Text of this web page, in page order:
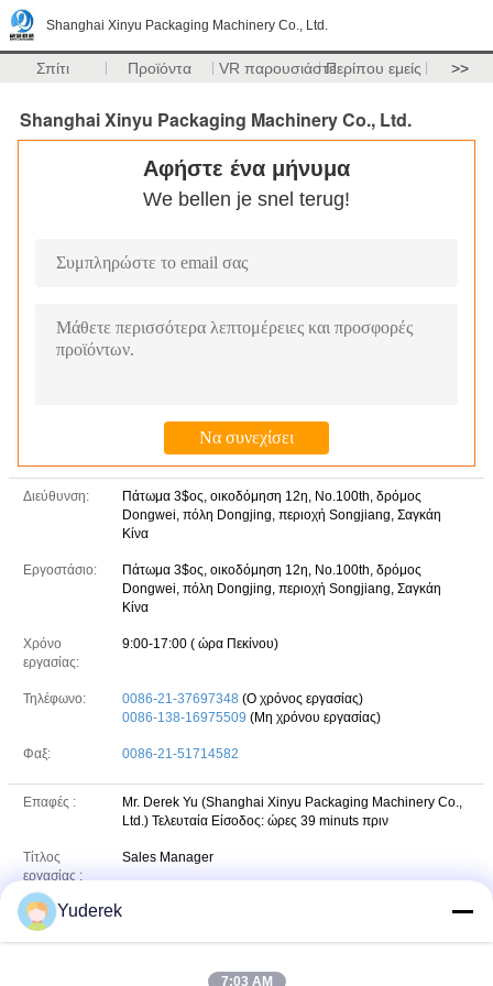
Shanghai Xinyu Packaging Machinery Co., Ltd.
Σπίτι Προϊόντα VR παρουσιάστεΠερίπου εμείς >>
Shanghai Xinyu Packaging Machinery Co., Ltd.
Αφήστε ένα μήνυμα
We bellen je snel terug!
Διεύθυνση:
Πάτωμα 3$ος, οικοδόμηση 12η, No.100th, δρόμος
Dongwei, πόλη Dongjing, περιοχή Songjiang, Σαγκάη
Κίνα
Εργοστάσιο:
Πάτωμα 3$ος, οικοδόμηση 12η, No.100th, δρόμος
Dongwei, πόλη Dongjing, περιοχή Songjiang, Σαγκάη
Κίνα
Χρόνο
εργασίας:
9:00-17:00 ( ώρα Πεκίνου)
Τηλέφωνο: 0086-21-37697348 (Ο χρόνος εργασίας)
0086-138-16975509 (Μη χρόνου εργασίας)
Φαξ: 0086-21-51714582
Επαφές :
Mr. Derek Yu (Shanghai Xinyu Packaging Machinery Co.,
Ltd.) Τελευταία Είσοδος: ώρες 39 minuts πριν
Τίτλος
εργασίας :
Sales Manager
Τηλέφωνο :Yuderek
7:03 AM